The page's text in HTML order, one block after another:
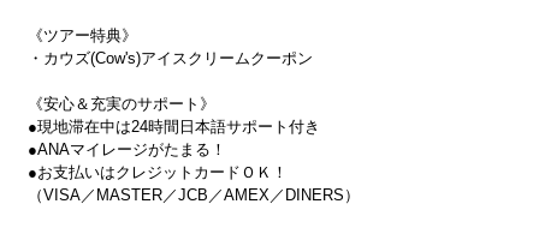
《ツアー特典》
・カウズ(Cow's)アイスクリームクーポン
《安心＆充実のサポート》
●現地滞在中は24時間日本語サポート付き
●ANAマイレージがたまる！
●お支払いはクレジットカードＯＫ！
（VISA／MASTER／JCB／AMEX／DINERS）